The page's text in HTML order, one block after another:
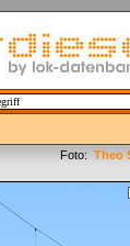
Foto: Theo